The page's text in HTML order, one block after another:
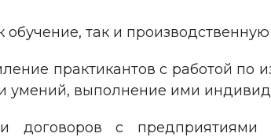
так и
практикантов с работой по
умений, выполнение ими
с предприятиями